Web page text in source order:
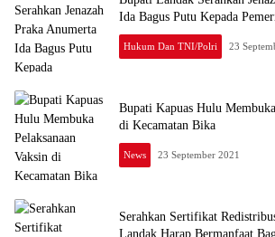
Ida Bagus Putu Kepada
Hukum Dan TNI/Polri 23
Bupati Kapuas Hulu
di Kecamatan Bika
News 23 September 2021
Serahkan Sertifikat
Landak Harap Bermanfaat